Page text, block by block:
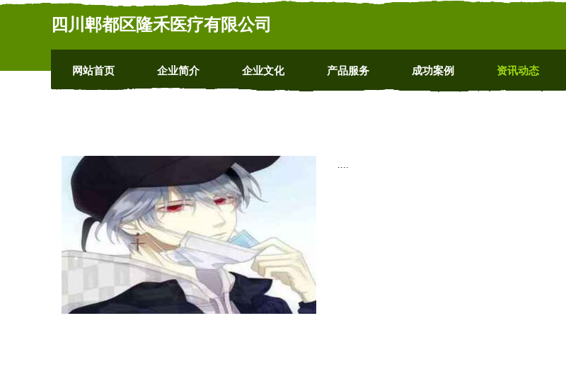
四川郫都区隆禾医疗有限公司
网站首页 企业简介 企业文化 产品服务 成功案例 资讯动态
....